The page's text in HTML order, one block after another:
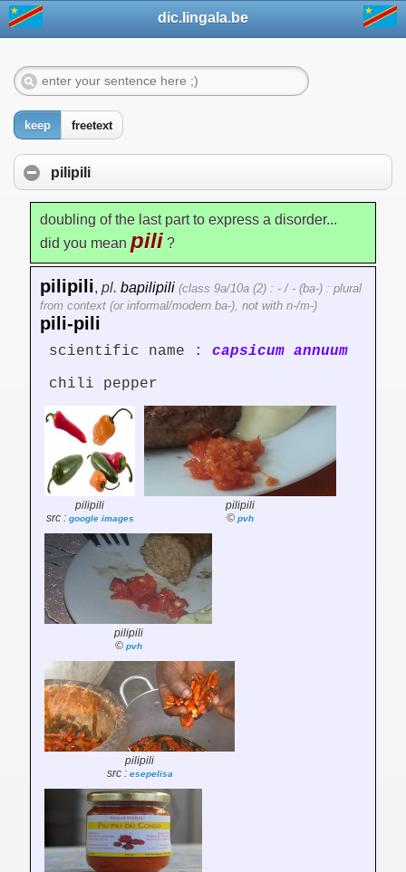
dic.lingala.be
keep freetext
pilipili
doubling of the last part to express a disorder...
did you mean pili ?
pilipili, pl. bapilipili (class 9a/10a (2) : - / - (ba-) : plural
from context (or informal/modern ba-), not with n-/m-)
pili-pili
scientific name : capsicum annuum
chili pepper
pilipili
src : google images
pilipili
© pvh
pilipili
© pvh
pilipili
src : esepelisa